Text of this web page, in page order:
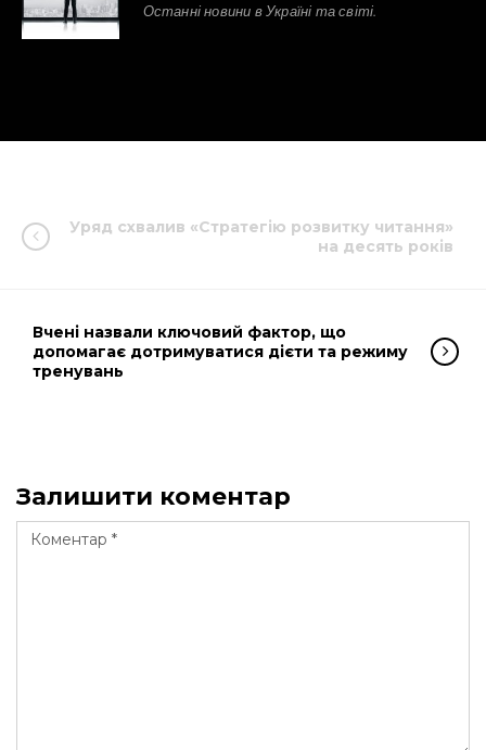
Останні новини в Україні та світі.
Уряд схвалив «Стратегію розвитку читання»
на десять років
Вчені назвали ключовий фактор, що
допомагає дотримуватися дієти та режиму
тренувань
Залишити коментар